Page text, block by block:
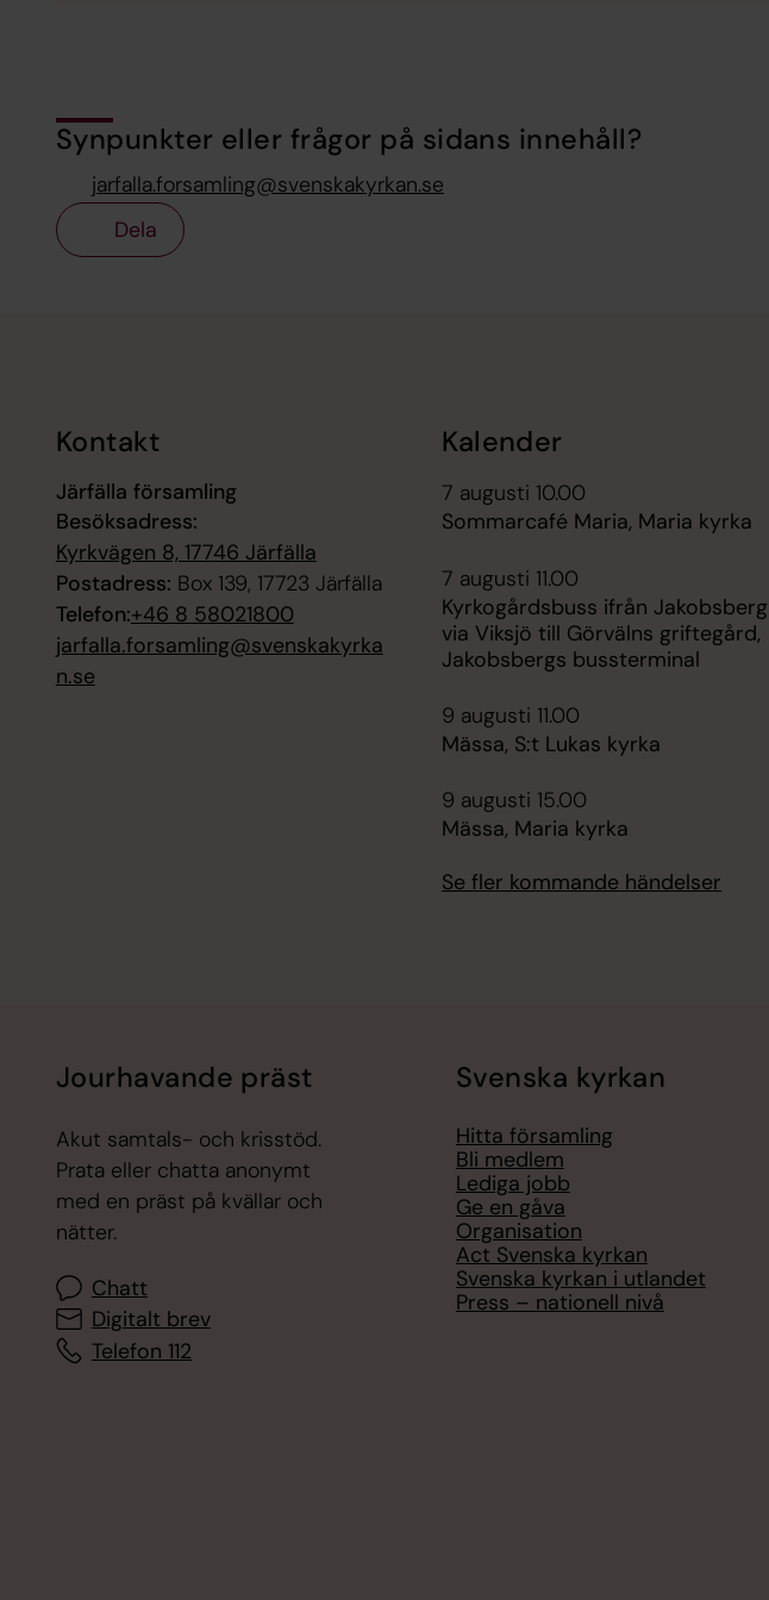
Synpunkter eller frågor på sidans innehåll?
jarfalla.forsamling@svenskakyrkan.se
Dela
Kontakt
Järfälla församling
Besöksadress:
Kyrkvägen 8, 17746 Järfälla
Postadress: Box 139, 17723 Järfälla
Telefon:+46 8 58021800
jarfalla.forsamling@svenskakyrka
n.se
Kalender
7 augusti 10.00
Sommarcafé Maria, Maria kyrka
7 augusti 11.00
Kyrkogårdsbuss ifrån Jakobsberg
via Viksjö till Görvälns griftegård,
Jakobsbergs bussterminal
9 augusti 11.00
Mässa, S:t Lukas kyrka
9 augusti 15.00
Mässa, Maria kyrka
Se fler kommande händelser
Jourhavande präst
Akut samtals- och krisstöd.
Prata eller chatta anonymt
med en präst på kvällar och
nätter.
Chatt
Digitalt brev
Telefon 112
Svenska kyrkan
Hitta församling
Bli medlem
Lediga jobb
Ge en gåva
Organisation
Act Svenska kyrkan
Svenska kyrkan i utlandet
Press – nationell nivå